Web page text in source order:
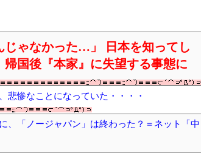
じゃなかった…」 日本を知ってし
帰国後『本家』に失望する事態に
悲惨なことになっていた・・・・
、「ノージャパン」は終わった？＝ネット「中